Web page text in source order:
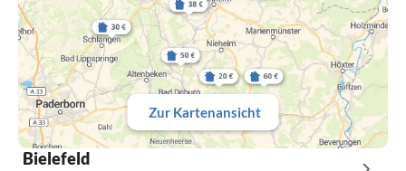
Zur Kartenansicht
Bielefeld